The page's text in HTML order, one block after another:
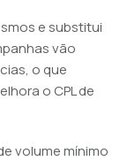
e substitui
vão
o que
o CPL de
volume mínimo